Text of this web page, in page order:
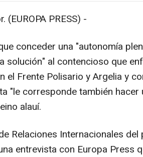
(EUROPA PRESS) -
conceder una "autonomía
solución" al contencioso que
el Frente Polisario y Argelia y
"le corresponde también
alauí.
Relaciones Internacionales del
entrevista con Europa Press